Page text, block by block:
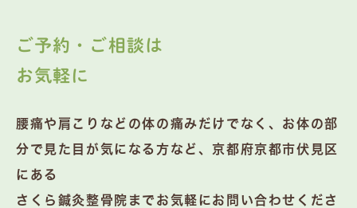
ご予約・ご相談は
お気軽に
腰痛や肩こりなどの体の痛みだけでなく、お体の部
分で見た目が気になる方など、京都府京都市伏見区
にある
さくら鍼灸整骨院までお気軽にお問い合わせくださ